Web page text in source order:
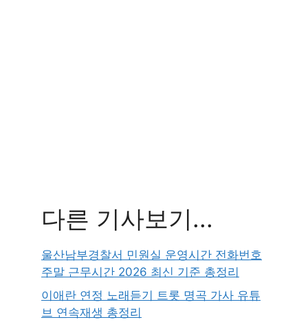
다른 기사보기...
울산남부경찰서 민원실 운영시간 전화번호
주말 근무시간 2026 최신 기준 총정리
이애란 연정 노래듣기 트롯 명곡 가사 유튜
브 연속재생 총정리